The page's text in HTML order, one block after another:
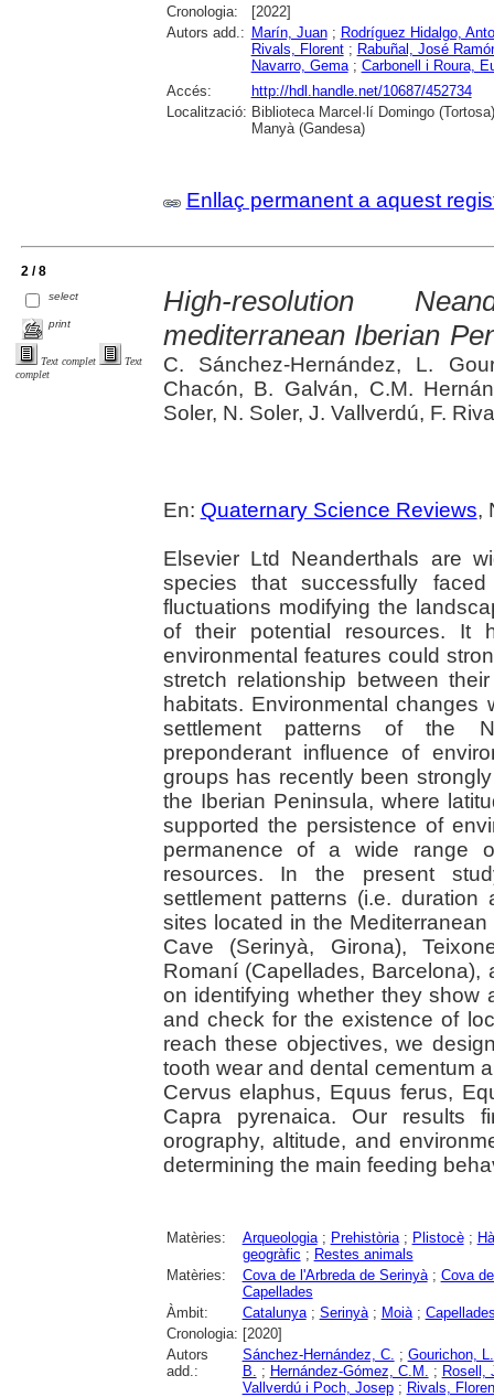
Cronologia:
[2022]
Autors add.: Marín, Juan; Rodríguez Hidalgo,
Rivals, Florent; Rabuñal, José
Navarro, Gema; Carbonell i Roura,
Accés:
http://hdl.handle.net/10687/452734
Localització: Biblioteca Marcel·lí Domingo
Manyà (Gandesa)
Enllaç permanent a aquest
2 / 8
select
print
Text complet
Text
complet
High-resolution
mediterranean Iberian
C. Sánchez-Hernández, L.
Chacón, B. Galván, C.M.
Soler, N. Soler, J. Vallverdú, F.
En: Quaternary Science Reviews,
Elsevier Ltd Neanderthals are
species that successfully
fluctuations modifying the
of their potential resources. It
environmental features could
stretch relationship between
habitats. Environmental
settlement patterns of the
preponderant influence of
groups has recently been
the Iberian Peninsula, where
supported the persistence of
permanence of a wide range
resources. In the present
settlement patterns (i.e.
sites located in the
Cave (Serinyà, Girona),
Romaní (Capellades,
on identifying whether they show
and check for the existence of
reach these objectives, we
tooth wear and dental cementum
Cervus elaphus, Equus ferus,
Capra pyrenaica. Our results
orography, altitude, and
determining the main feeding
Matèries: Arqueologia; Prehistòria; Plistocè;
geogràfic ; Restes animals
Matèries:
Cova de l'Arbreda de Serinyà; Cova
Capellades
Àmbit:
Catalunya; Serinyà; Moià;
Cronologia: [2020]
Autors
add.:
Sánchez-Hernández, C. ; Gourichon, L.
B. ; Hernández-Gómez, C.M. ; Rosell,
Vallverdú i Poch, Josep; Rivals,